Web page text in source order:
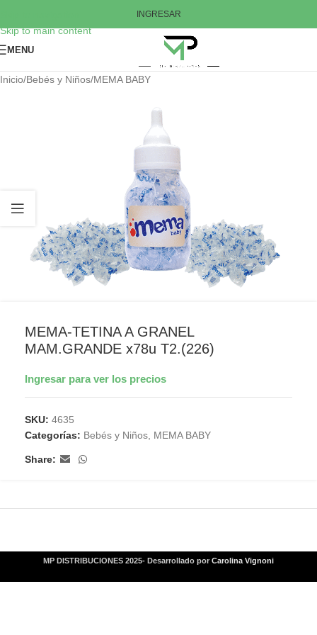
Skip to main content
INGRESAR
MENU
Inicio/Bebés y Niños/MEMA BABY
MEMA-TETINA A GRANEL
MAM.GRANDE x78u T2.(226)
Ingresar para ver los precios
SKU: 4635
Categorías: Bebés y Niños MEMA BABY
Share:
MP DISTRIBUCIONES 2025- Desarrollado por Carolina Vignoni